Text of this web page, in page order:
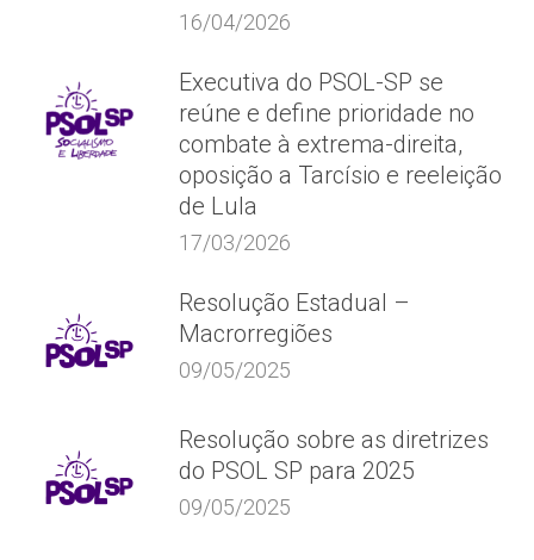
16/04/2026
Executiva do PSOL-SP se
reúne e define prioridade no
combate à extrema-direita,
oposição a Tarcísio e reeleição
de Lula
17/03/2026
Resolução Estadual –
Macrorregiões
09/05/2025
Resolução sobre as diretrizes
do PSOL SP para 2025
09/05/2025